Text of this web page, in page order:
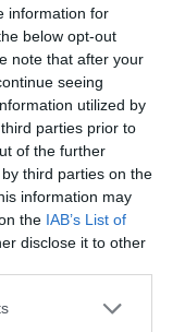
information for
below opt-out
note that after your
seeing
utilized by
parties prior to
of the further
third parties on the
information may
the IAB’s List of
disclose it to other
Τέχνη και τον